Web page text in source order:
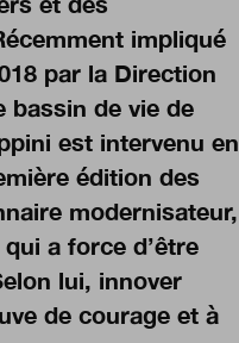
impliqué
par la Direction
bassin de vie de
est intervenu en
édition des
modernisateur,
a force d’être
lui, innover
de courage et à